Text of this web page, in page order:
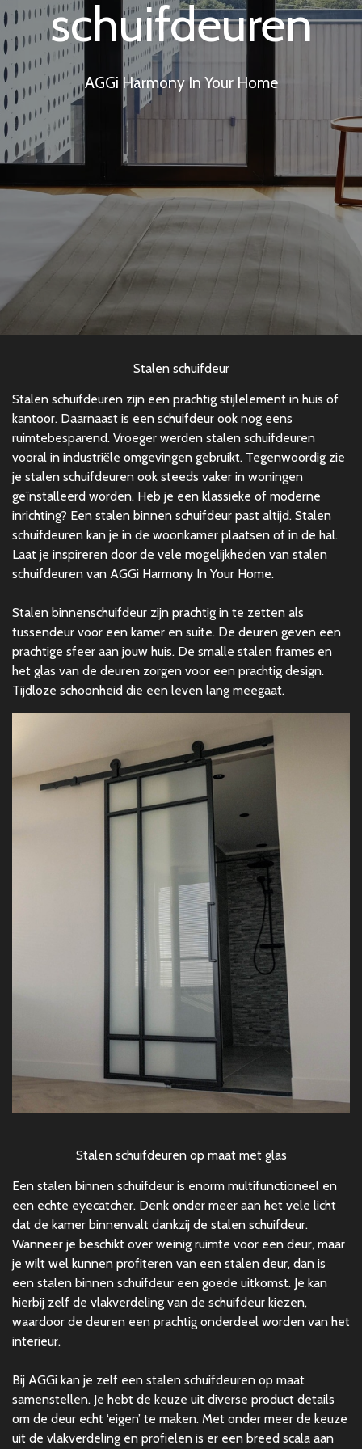
schuifdeuren
AGGi Harmony In Your Home
Stalen schuifdeur
Stalen schuifdeuren zijn een prachtig stijlelement in huis of
kantoor. Daarnaast is een schuifdeur ook nog eens
ruimtebesparend. Vroeger werden stalen schuifdeuren
vooral in industriële omgevingen gebruikt. Tegenwoordig zie
je stalen schuifdeuren ook steeds vaker in woningen
geïnstalleerd worden. Heb je een klassieke of moderne
inrichting? Een stalen binnen schuifdeur past altijd. Stalen
schuifdeuren kan je in de woonkamer plaatsen of in de hal.
Laat je inspireren door de vele mogelijkheden van stalen
schuifdeuren van AGGi Harmony In Your Home.
Stalen binnenschuifdeur zijn prachtig in te zetten als
tussendeur voor een kamer en suite. De deuren geven een
prachtige sfeer aan jouw huis. De smalle stalen frames en
het glas van de deuren zorgen voor een prachtig design.
Tijdloze schoonheid die een leven lang meegaat.
Stalen schuifdeuren op maat met glas
Een stalen binnen schuifdeur is enorm multifunctioneel en
een echte eyecatcher. Denk onder meer aan het vele licht
dat de kamer binnenvalt dankzij de stalen schuifdeur.
Wanneer je beschikt over weinig ruimte voor een deur, maar
je wilt wel kunnen profiteren van een stalen deur, dan is
een stalen binnen schuifdeur een goede uitkomst. Je kan
hierbij zelf de vlakverdeling van de schuifdeur kiezen,
waardoor de deuren een prachtig onderdeel worden van het
interieur.
Bij AGGi kan je zelf een stalen schuifdeuren op maat
samenstellen. Je hebt de keuze uit diverse product details
om de deur echt ‘eigen’ te maken. Met onder meer de keuze
uit de vlakverdeling en profielen is er een breed scala aan